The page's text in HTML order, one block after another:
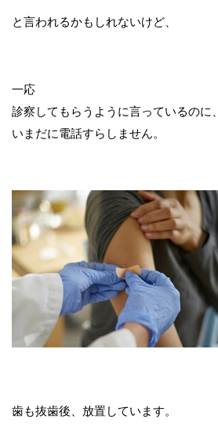
と言われるかもしれないけど、
一応
診察してもらうように言っているのに、
いまだに電話すらしません。
歯も抜歯後、放置しています。